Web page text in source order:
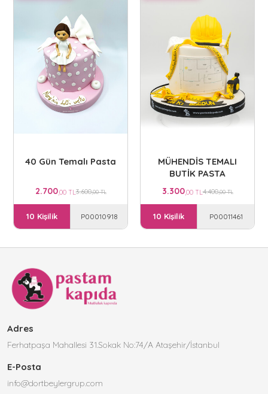
40 Gün Temalı Pasta
2.700,00 TL3.600,00 TL
10 Kişilik P00010918
MÜHENDİS TEMALI
BUTİK PASTA
3.300,00 TL4.400,00 TL
10 Kişilik P00011461
Adres
Ferhatpaşa Mahallesi 31.Sokak No:74/A Ataşehir/İstanbul
E-Posta
info@dortbeylergrup.com